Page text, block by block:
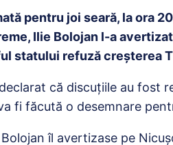
pentru joi seară, la ora
Ilie Bolojan l-a
statului refuză creșterea
că discuțiile au fost
fi făcută o desemnare
îl avertizase pe